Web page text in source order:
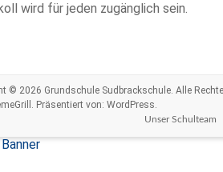
wird für jeden zugänglich sein.
© 2026 Grundschule Sudbrackschule. Alle
Präsentiert von: WordPress.
Unser Schulteam